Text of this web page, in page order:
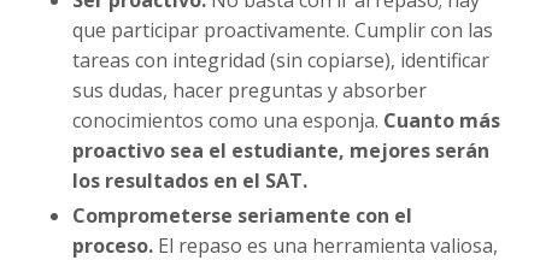
que participar proactivamente. Cumplir con las
tareas con integridad (sin copiarse), identificar
sus dudas, hacer preguntas y absorber
conocimientos como una esponja. Cuanto más
proactivo sea el estudiante, mejores serán
los resultados en el SAT.
Comprometerse seriamente con el
proceso. El repaso es una herramienta valiosa,